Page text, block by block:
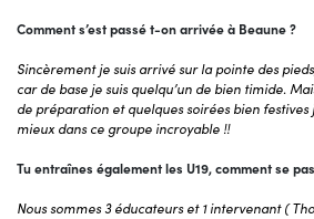
Comment s’est passé t-on arrivée à Beaune ?
Sincèrement je suis arrivé sur la pointe des
car de base je suis quelqu’un de bien timide.
de préparation et quelques soirées bien festives
mieux dans ce groupe incroyable !!
Tu entraînes également les U19, comment se
Nous sommes 3 éducateurs et 1 intervenant (